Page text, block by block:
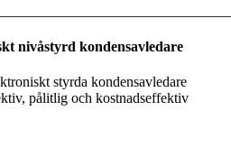
nivåstyrd kondensavledare
styrda kondensavledare
pålitlig och kostnadseffektiv